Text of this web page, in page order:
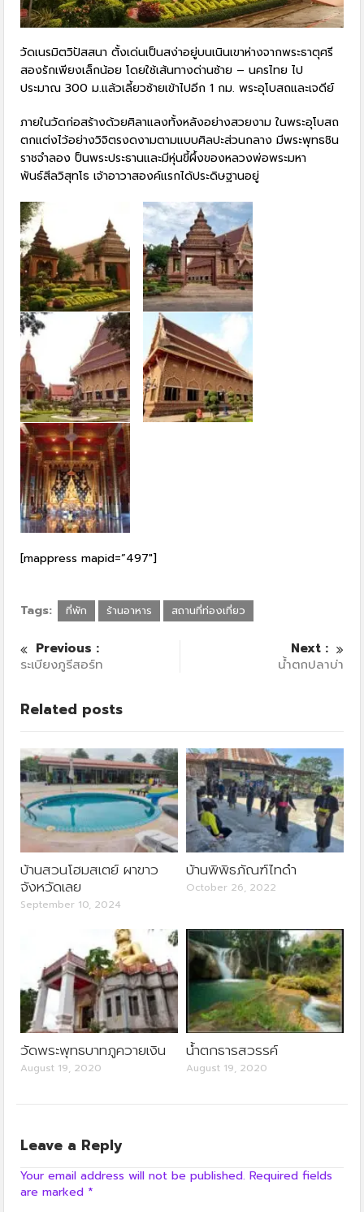
วัดเนรมิตวิปัสสนา ตั้งเด่นเป็นสง่าอยู่บนเนินเขาห่างจากพระธาตุศรี
สองรักเพียงเล็กน้อย โดยใช้เส้นทางด่านซ้าย – นครไทย ไป
ประมาณ 300 ม.แล้วเลี้ยวซ้ายเข้าไปอีก 1 กม. พระอุโบสถและเจดีย์
ภายในวัดก่อสร้างด้วยศิลาแลงทั้งหลังอย่างสวยงาม ในพระอุโบสถ
ตกแต่งไว้อย่างวิจิตรงดงามตามแบบศิลปะส่วนกลาง มีพระพุทธชิน
ราชจำลอง ป็นพระประธานและมีหุ่นขี้ผึ้งของหลวงพ่อพระมหา
พันธ์สีลวิสุทโธ เจ้าอาวาสองค์แรกได้ประดิษฐานอยู่
[mappress mapid=”497″]
Tags: ที่พัก ร้านอาหาร สถานที่ท่องเที่ยว
Previous :
ระเบียงภูรีสอร์ท
Next :
น้ำตกปลาบ่า
Related posts
บ้านสวนโฮมสเตย์ ผาขาว
จังหวัดเลย
September 10, 2024
บ้านพิพิธภัณฑ์ไทดำ
October 26, 2022
วัดพระพุทธบาทภูควายเงิน
August 19, 2020
น้ำตกธารสวรรค์
August 19, 2020
Leave a Reply
Your email address will not be published. Required fields
are marked *